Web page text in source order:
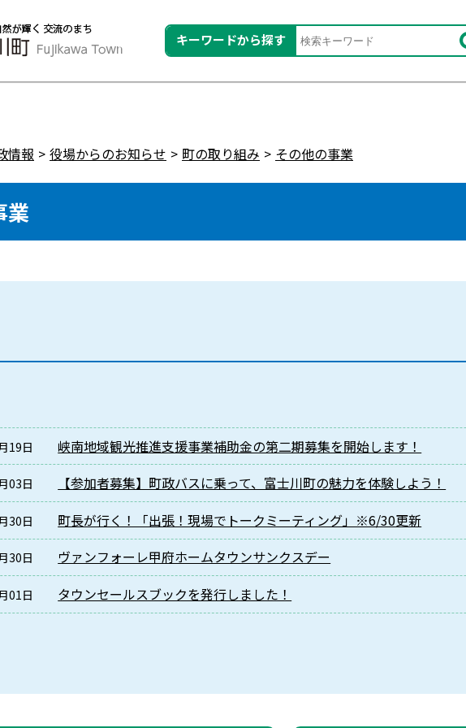
キーワードから探す
情報 役場からのお知らせ 町の取り組み その他の事業
業
19日 峡南地域観光推進支援事業補助金の第二期募集を開始します！
03日 【参加者募集】町政バスに乗って、富士川町の魅力を体験しよう！
30日 町長が行く！「出張！現場でトークミーティング」※6/30更新
30日 ヴァンフォーレ甲府ホームタウンサンクスデー
01日 タウンセールスブックを発行しました！